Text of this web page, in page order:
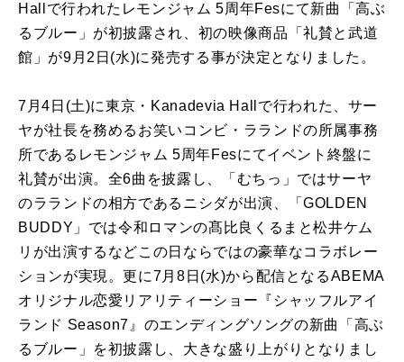
Hallで行われたレモンジャム 5周年Fesにて新曲「高ぶ
るブルー」が初披露され、初の映像商品「礼賛と武道
館」が9月2日(水)に発売する事が決定となりました。
7月4日(土)に東京・Kanadevia Hallで行われた、サー
ヤが社長を務めるお笑いコンビ・ラランドの所属事務
所であるレモンジャム 5周年Fesにてイベント終盤に
礼賛が出演。全6曲を披露し、「むちっ」ではサーヤ
のラランドの相方であるニシダが出演、「GOLDEN
BUDDY」では令和ロマンの髙比良くるまと松井ケム
リが出演するなどこの日ならではの豪華なコラボレー
ションが実現。更に7月8日(水)から配信となるABEMA
オリジナル恋愛リアリティーショー『シャッフルアイ
ランド Season7』のエンディングソングの新曲「高ぶ
るブルー」を初披露し、大きな盛り上がりとなりまし